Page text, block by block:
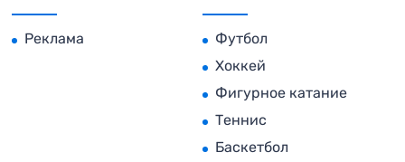
Реклама
Футбол
Хоккей
Фигурное катание
Теннис
Баскетбол